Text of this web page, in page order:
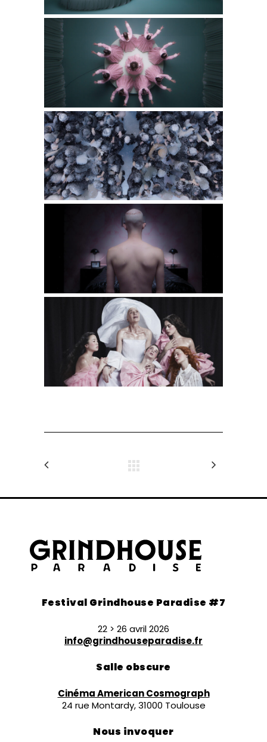
Festival Grindhouse Paradise #7
22 > 26 avril 2026
info@grindhouseparadise.fr
Salle obscure
Cinéma American Cosmograph
24 rue Montardy, 31000 Toulouse
Nous invoquer